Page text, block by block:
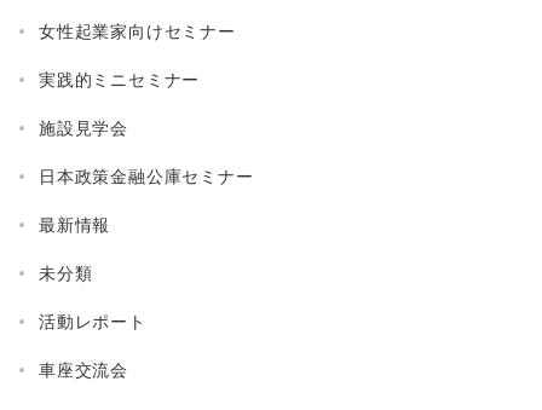
女性起業家向けセミナー
実践的ミニセミナー
施設見学会
日本政策金融公庫セミナー
最新情報
未分類
活動レポート
車座交流会